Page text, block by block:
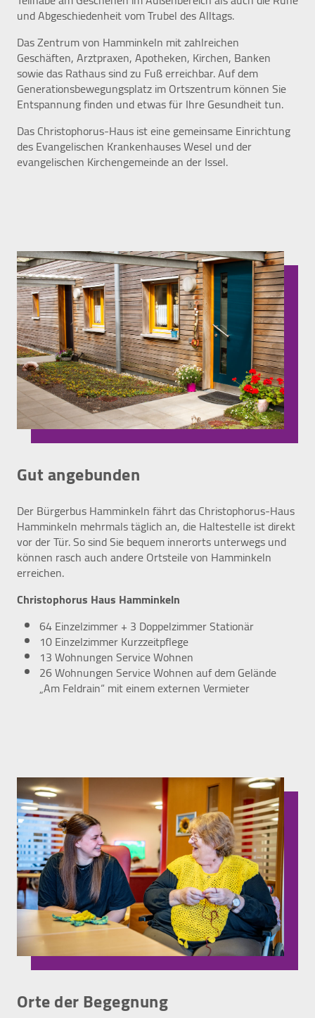
und Abgeschiedenheit vom Trubel des Alltags.
Das Zentrum von Hamminkeln mit zahlreichen
Geschäften, Arztpraxen, Apotheken, Kirchen, Banken
sowie das Rathaus sind zu Fuß erreichbar. Auf dem
Generationsbewegungsplatz im Ortszentrum können Sie
Entspannung finden und etwas für Ihre Gesundheit tun.
Das Christophorus-Haus ist eine gemeinsame Einrichtung
des Evangelischen Krankenhauses Wesel und der
evangelischen Kirchengemeinde an der Issel.
Gut angebunden
Der Bürgerbus Hamminkeln fährt das Christophorus-Haus
Hamminkeln mehrmals täglich an, die Haltestelle ist direkt
vor der Tür. So sind Sie bequem innerorts unterwegs und
können rasch auch andere Ortsteile von Hamminkeln
erreichen.
Christophorus Haus Hamminkeln
64 Einzelzimmer + 3 Doppelzimmer Stationär
10 Einzelzimmer Kurzzeitpflege
13 Wohnungen Service Wohnen
26 Wohnungen Service Wohnen auf dem Gelände
„Am Feldrain“ mit einem externen Vermieter
Orte der Begegnung
Diese Informationen helfen uns zu verstehen, wie
unsere Besucher unsere Website nutzen.
Google Tag Manager / Google Analytics
Name:
"_ga", "_ga_QS684SRPS1"
Anbieter:
Google Irland Limited, Gordon House, Barrow
Street, Dublin 4, Irland
Google-Server in den USA übertragen.
Cookie Laufzeit:
2 Jahre
EXTERNE MEDIEN
Inhalte von Videoplattformen und Social Media
Plattformen werden standardmäßig blockiert.
Wenn Cookies von externen Medien akzeptiert
werden, bedarf der Zugriff auf diese Inhalte keiner
YouTube
Vimeo
Felix Burda Stiftung